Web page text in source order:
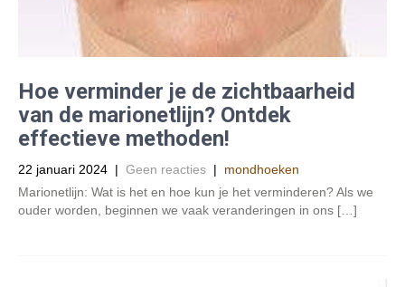
Hoe verminder je de zichtbaarheid
van de marionetlijn? Ontdek
effectieve methoden!
22 januari 2024 | Geen reacties | mondhoeken
Marionetlijn: Wat is het en hoe kun je het verminderen? Als we
ouder worden, beginnen we vaak veranderingen in ons […]